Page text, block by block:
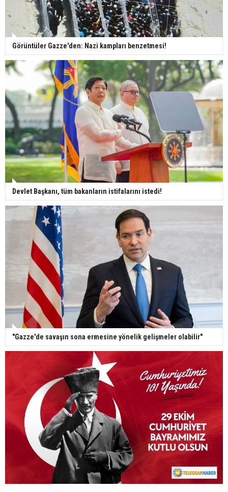
Görüntüler Gazze'den: Nazi kampları benzetmesi!
Devlet Başkanı, tüm bakanların istifalarını istedi!
"Gazze'de savaşın sona ermesine yönelik gelişmeler olabilir"